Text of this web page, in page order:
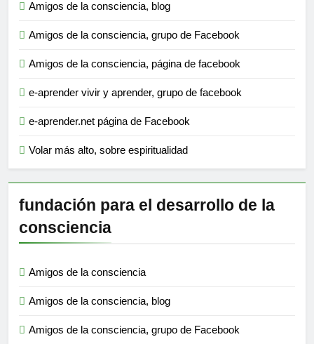
Amigos de la consciencia, blog
Amigos de la consciencia, grupo de Facebook
Amigos de la consciencia, página de facebook
e-aprender vivir y aprender, grupo de facebook
e-aprender.net página de Facebook
Volar más alto, sobre espiritualidad
fundación para el desarrollo de la
consciencia
Amigos de la consciencia
Amigos de la consciencia, blog
Amigos de la consciencia, grupo de Facebook